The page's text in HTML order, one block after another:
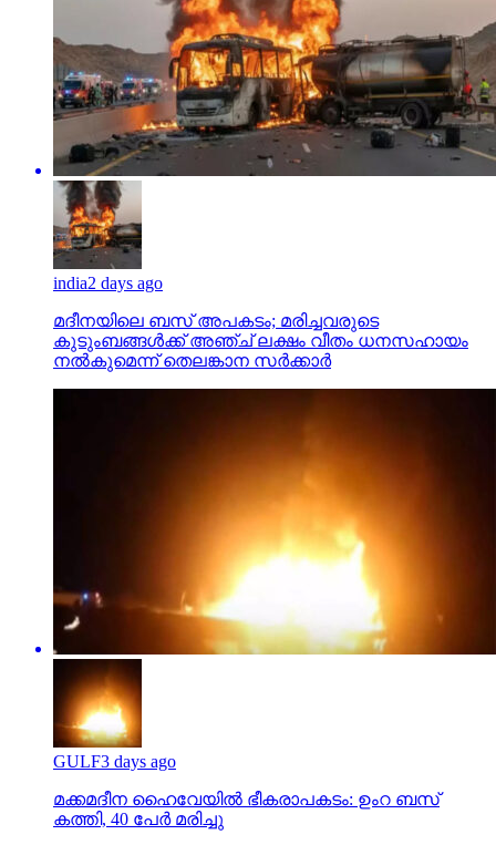
india2 days ago
മദീനയിലെ ബസ് അപകടം; മരിച്ചവരുടെ
കുടുംബങ്ങള്‍ക്ക് അഞ്ച് ലക്ഷം വീതം ധനസഹായം
നല്‍കുമെന്ന് തെലങ്കാന സര്‍ക്കാര്‍
GULF3 days ago
മക്കമദീന ഹൈവേയില്‍ ഭീകരാപകടം: ഉംറ ബസ്
കത്തി, 40 പേര്‍ മരിച്ചു